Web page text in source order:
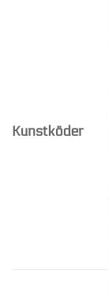
Kunstköder